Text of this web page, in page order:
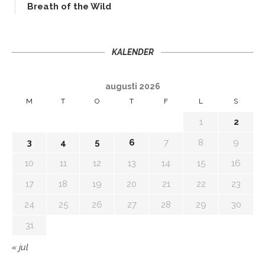
Breath of the Wild
KALENDER
augusti 2026
M T O T F L S
1
2
3
4 5 6 7 8
9
10
11 12 13 14 15
16
17
18 19 20 21 22
23
24
25 26 27 28 29
30
31
« jul